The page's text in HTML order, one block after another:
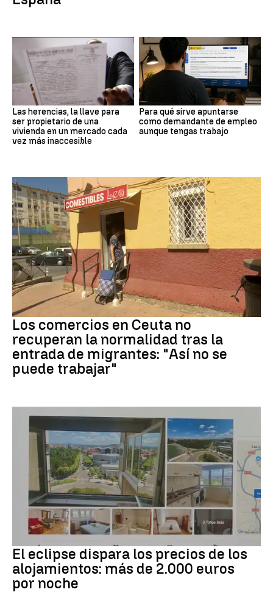
Las herencias, la llave para
ser propietario de una
vivienda en un mercado cada
vez más inaccesible
Para qué sirve apuntarse
como demandante de empleo
aunque tengas trabajo
Crisis migrantes
Los comercios en Ceuta no
recuperan la normalidad tras la
entrada de migrantes: "Así no se
puede trabajar"
Eclipse solar
El eclipse dispara los precios de los
alojamientos: más de 2.000 euros
por noche